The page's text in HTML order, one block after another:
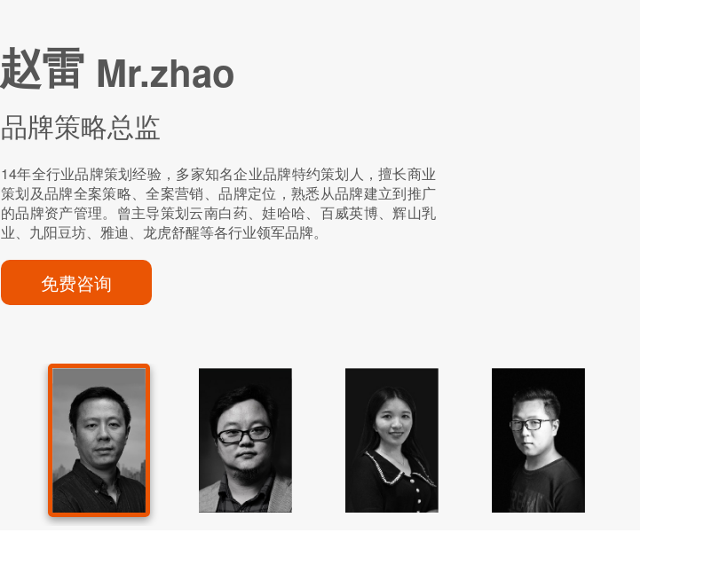
陈志飞Mr.chen
品牌执行总监
资深广告人，20年的品牌/媒体、广告制作和客户服务经验，曾长期担
任国际4A公司资深客户总监。 曾经服务过：中石化、上汽集团、伊
利、好想你、康师傅、中原华信、万象城等国内知名品牌。
免费咨询
周慧明Ms.zhou
品牌创意总监
14年广告行业设计及创意从业经验，专注于为客户提供多元化品牌体
验。 先后服务过云南白药、艾兰得、蒙牛、京东居家、徐家木业、西
塘老酒、片仔癀、东阿阿胶、宝人、妇炎洁等一线品牌。擅长“快速提
升品牌形象和销售力的方法经验”!
免费咨询
赵雷 Mr.zhao
品牌策略总监
14年全行业品牌策划经验，多家知名企业品牌特约策划人，擅长商业
策划及品牌全案策略、全案营销、品牌定位，熟悉从品牌建立到推广
的品牌资产管理。曾主导策划云南白药、娃哈哈、百威英博、辉山乳
业、九阳豆坊、雅迪、龙虎舒醒等各行业领军品牌。
免费咨询
李守印Mr.Li
设计总监
13年行业经验 7年叶茂中品牌设计实战经验，曾服务过乌江榨菜、云
南白药集团、杭盛大门、夏普、好孩子、爱华仕、真功夫、双汇、御
福源药业、牛大厨牛排、八马茶业、柏氏化妆品、天下农庄集团、德
国鳄鱼漆、德国百强板材、徐家木业、雅客食品、爱华仕箱包、达香
免费咨询
刘新平Mr.liu
策划总监
13年国内一线品牌深度策划服务经验，先后服务过鳄鱼漆、茂昽松
茸、今麦郎直面、真心瓜子、太阳药业、塑年堂，嗳呵、黑黛、仁
和、御福源、夏普、晨光文具等品牌与产品。擅长营销传播整合、品
牌策略定位、产品卖点提炼、广告创意、软文撰写、公关活动与促销
免费咨询
郭梦歌Ms.guo
品牌美术指导
致力于品牌理论落地实践，服务品牌包括世界500强企业及众多本土
企业，先后服务过宛西制药、名气电器、鲜美来、河南广安集团、老
滋号、帅太、盈康木门、宝格润、锦官集团、嘉晨电器等。
免费咨询
杨炎浩Mr.yang
资深设计师
8年广告行业设计及创意从业经验，致力于创作出构思新颖、有高度吸
引力的创意设计。先后服务过中石化易捷、中盟农资、建正建设集
团、中建二局、华昌化工等。
免费咨询
陈志飞Mr.chen
品牌执行总监
资深广告人，20年的品牌/媒体、广告制作和客户服务经验，曾长期担
任国际4A公司资深客户总监。 曾经服务过：中石化、上汽集团、伊
利、好想你、康师傅、中原华信、万象城等国内知名品牌。
免费咨询
周慧明Ms.zhou
品牌创意总监
14年广告行业设计及创意从业经验，专注于为客户提供多元化品牌体
验。 先后服务过云南白药、艾兰得、蒙牛、京东居家、徐家木业、西
塘老酒、片仔癀、东阿阿胶、宝人、妇炎洁等一线品牌。擅长“快速提
升品牌形象和销售力的方法经验”!
免费咨询
赵雷 Mr.zhao
品牌策略总监
14年全行业品牌策划经验，多家知名企业品牌特约策划人，擅长商业
策划及品牌全案策略、全案营销、品牌定位，熟悉从品牌建立到推广
的品牌资产管理。曾主导策划云南白药、娃哈哈、百威英博、辉山乳
业、九阳豆坊、雅迪、龙虎舒醒等各行业领军品牌。
免费咨询
李守印Mr.Li
设计总监
13年行业经验 7年叶茂中品牌设计实战经验，曾服务过乌江榨菜、云
南白药集团、杭盛大门、夏普、好孩子、爱华仕、真功夫、双汇、御
福源药业、牛大厨牛排、八马茶业、柏氏化妆品、天下农庄集团、德
国鳄鱼漆、德国百强板材、徐家木业、雅客食品、爱华仕箱包、达香
免费咨询
Mr.liu
Ms.guo
Mr.yang
Mr.chen
Ms.zhou
Mr.zhao
Mr.Li
Mr.liu
Ms.guo
Mr.yang